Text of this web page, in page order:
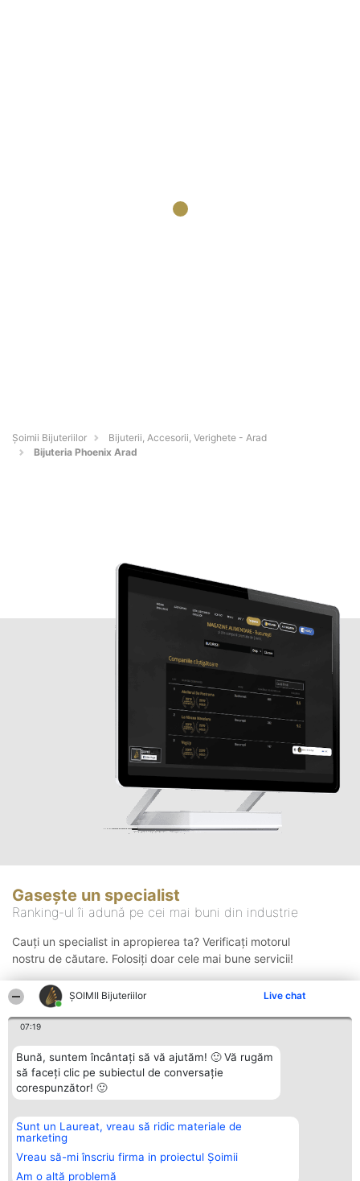
ŞOIMII Bijuteriilor Live chat
07:19
Bună, suntem încântați să vă ajutăm! 🙂 Vă rugăm
să faceți clic pe subiectul de conversație
corespunzător! 🙂
Sunt un Laureat, vreau să ridic materiale de
marketing
Vreau să-mi înscriu firma in proiectul Șoimii
Am o altă problemă
Şoimii Bijuteriilor
Bijuterii, Accesorii, Verighete - Arad
Bijuteria Phoenix Arad
Gasește un specialist
Ranking-ul îi adună pe cei mai buni din industrie
Cauți un specialist in apropierea ta? Verificați motorul
nostru de căutare. Folosiți doar cele mai bune servicii!
Organizator Ranking
BRIGHT SOLUTIONS BR SRL
Aleea Timisul De Sus 2 Bl. A30
Sc. A Et. 4 Ap. 13 Cod 061952
București
Plebiscyt
Lista Tuturor
Laureaților
Contact